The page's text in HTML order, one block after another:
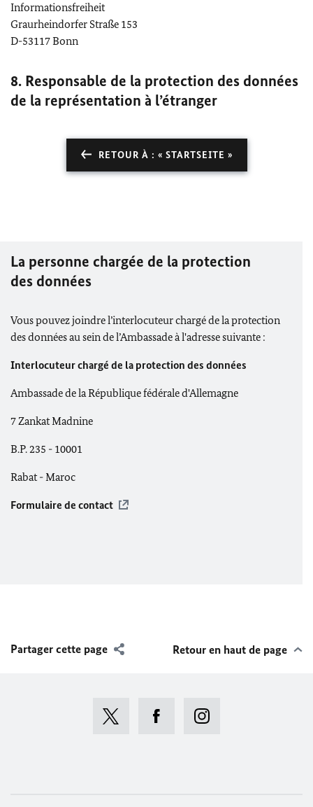
Informationsfreiheit
Graurheindorfer Straße 153
D-53117 Bonn
8. Responsable de la protection des données
de la représentation à l’étranger
RETOUR À : « STARTSEITE »
La personne chargée de la protection
des données
Vous pouvez joindre l’interlocuteur chargé de la protection
des données au sein de l’Ambassade à l'adresse suivante :
Interlocuteur chargé de la protection des données
Ambassade de la République fédérale d'Allemagne
7 Zankat Madnine
B.P. 235 - 10001
Rabat - Maroc
Formulaire de contact
Partager cette page Retour en haut de page